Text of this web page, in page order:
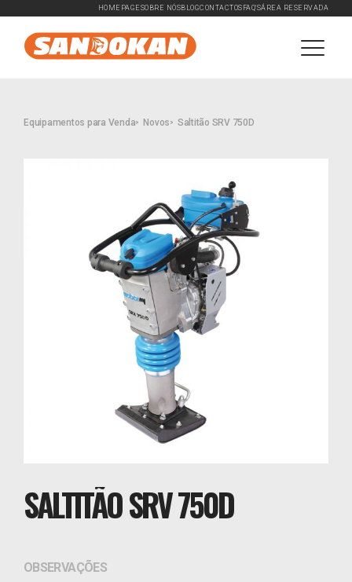
HOMEPAGE SOBRE NÓSBLOGCONTACTOS FAQ'SÁREA RESERVADA
Equipamentos para Venda Novos Saltitão SRV 750D
SALTITÃO SRV 750D
OBSERVAÇÕES